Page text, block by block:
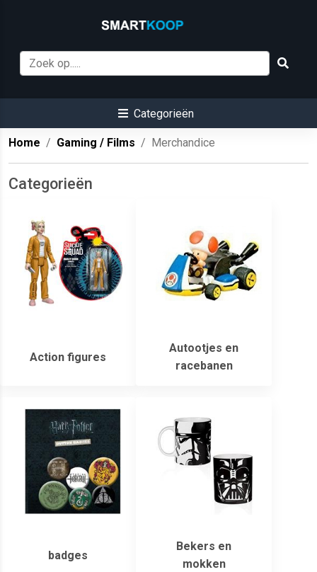
Categorieën
Home Gaming / Films Merchandice
Categorieën
Action figures
Autootjes en
racebanen
badges
Bekers en
mokken